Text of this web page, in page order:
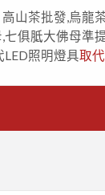
山茶批發,烏龍
七俱胝大佛母準
LED照明燈具取